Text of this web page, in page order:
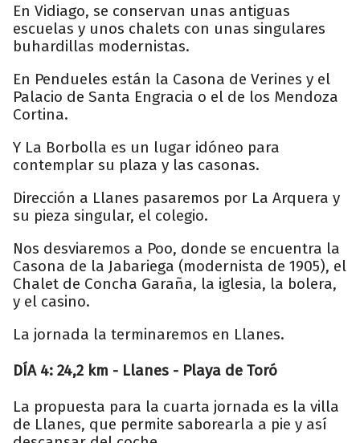
En Vidiago, se conservan unas antiguas
escuelas y unos chalets con unas singulares
buhardillas modernistas.
En Pendueles están la Casona de Verines y el
Palacio de Santa Engracia o el de los Mendoza
Cortina.
Y La Borbolla es un lugar idóneo para
contemplar su plaza y las casonas.
Dirección a Llanes pasaremos por La Arquera y
su pieza singular, el colegio.
Nos desviaremos a Poo, donde se encuentra la
Casona de la Jabariega (modernista de 1905), el
Chalet de Concha Garaña, la iglesia, la bolera,
y el casino.
La jornada la terminaremos en Llanes.
DÍA 4: 24,2 km - Llanes - Playa de Toró
La propuesta para la cuarta jornada es la villa
de Llanes, que permite saborearla a pie y así